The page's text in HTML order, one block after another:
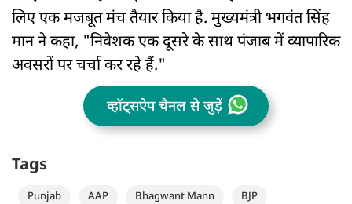
लिए एक मजबूत मंच तैयार किया है. मुख्यमंत्री भगवंत सिंह
मान ने कहा, "निवेशक एक दूसरे के साथ पंजाब में व्यापारिक
अवसरों पर चर्चा कर रहे हैं."
व्हॉट्सऐप चैनल से जुड़ें
Tags
Punjab AAP Bhagwant Mann BJP